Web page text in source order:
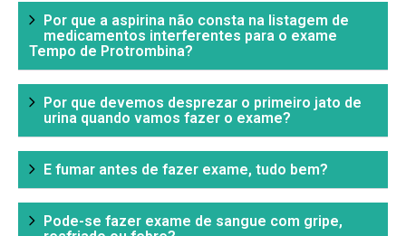
Por que a aspirina não consta na listagem de
medicamentos interferentes para o exame
Tempo de Protrombina?
Por que devemos desprezar o primeiro jato de
urina quando vamos fazer o exame?
E fumar antes de fazer exame, tudo bem?
Pode-se fazer exame de sangue com gripe,